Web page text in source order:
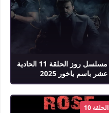
مسلسل روز الحلقة 11 الحادية
عشر باسم ياخور 2025
الحلقة 10